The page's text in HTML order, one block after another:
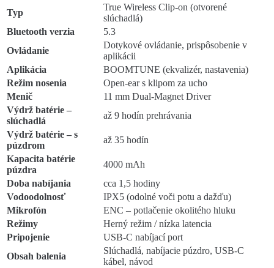
Typ
True Wireless Clip-on (otvorené
slúchadlá)
Bluetooth verzia
5.3
Ovládanie
Dotykové ovládanie, prispôsobenie v
aplikácii
Aplikácia
BOOMTUNE (ekvalizér, nastavenia)
Režim nosenia
Open-ear s klipom za ucho
Menič
11 mm Dual-Magnet Driver
Výdrž batérie –
slúchadlá
až 9 hodín prehrávania
Výdrž batérie – s
púzdrom
až 35 hodín
Kapacita batérie
púzdra
4000 mAh
Doba nabíjania
cca 1,5 hodiny
Vodoodolnosť
IPX5 (odolné voči potu a dažďu)
Mikrofón
ENC – potlačenie okolitého hluku
Režimy
Herný režim / nízka latencia
Pripojenie
USB-C nabíjací port
Obsah balenia
Slúchadlá, nabíjacie púzdro, USB-C
kábel, návod